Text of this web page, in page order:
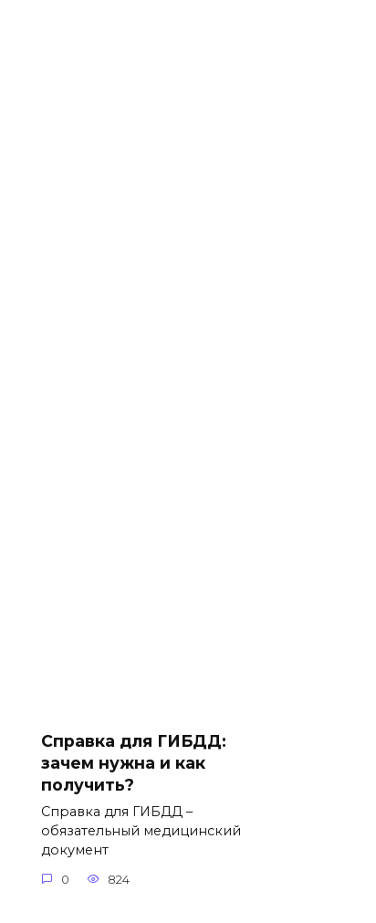
Справка для ГИБДД:
зачем нужна и как
получить?
Справка для ГИБДД –
обязательный медицинский
документ
0 824